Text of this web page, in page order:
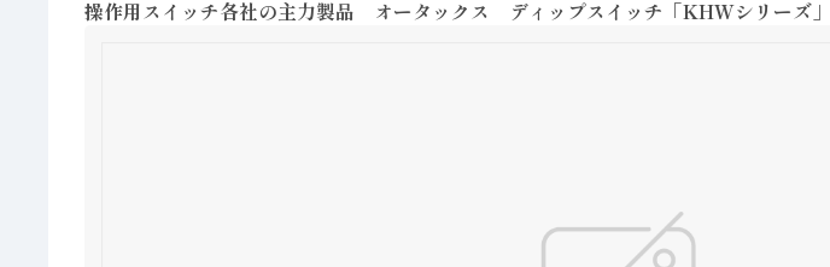
操作用スイッチ各社の主力製品 オータックス ディップスイッチ「KHWシリーズ